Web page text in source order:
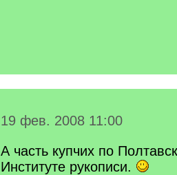
19 фев. 2008 11:00
А часть купчих по
Институте рукописи.